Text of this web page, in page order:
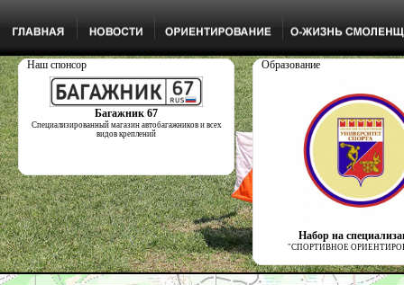
Наш спонсор
Багажник 67
Специализированный магазин автобагажников и всех
видов креплений
Образование
Набор на
"СПОРТИВНОЕ